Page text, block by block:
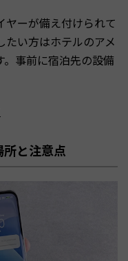
ヤーが備え付けられて
たい方はホテルのアメ
事前に宿泊先の設備
と注意点